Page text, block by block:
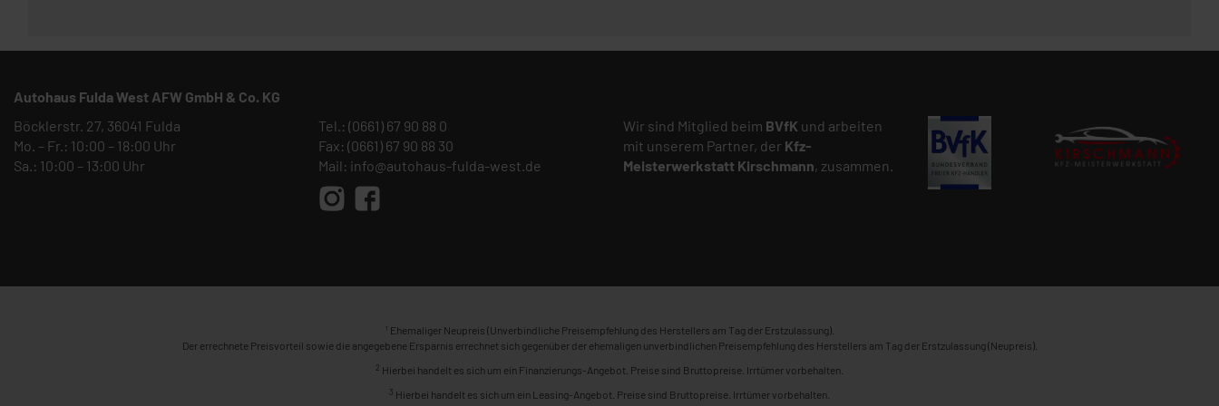
Autohaus Fulda West AFW GmbH & Co. KG
Böcklerstr. 27, 36041 Fulda
Mo. – Fr.: 10:00 – 18:00 Uhr
Sa.: 10:00 – 13:00 Uhr
Tel.: (0661) 67 90 88 0
Fax: (0661) 67 90 88 30
Mail: info@autohaus-fulda-west.de
Wir sind Mitglied beim BVfK und arbeiten
mit unserem Partner, der Kfz-
Meisterwerkstatt Kirschmann, zusammen.
1 Ehemaliger Neupreis (Unverbindliche Preisempfehlung des Herstellers am Tag der Erstzulassung).
Der errechnete Preisvorteil sowie die angegebene Ersparnis errechnet sich gegenüber der ehemaligen unverbindlichen Preisempfehlung des Herstellers am Tag der Erstzulassung (Neupreis).
2 Hierbei handelt es sich um ein Finanzierungs-Angebot. Preise sind Bruttopreise. Irrtümer vorbehalten.
3 Hierbei handelt es sich um ein Leasing-Angebot. Preise sind Bruttopreise. Irrtümer vorbehalten.